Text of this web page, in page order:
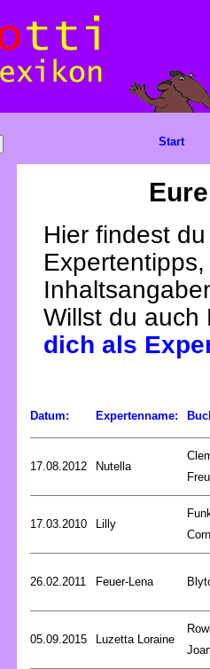
Hier findest
Willst du
dich als
Datum: Expertenname:
17.08.2012 Nutella
17.03.2010 Lilly
26.02.2011 Feuer-Lena
05.09.2015 Luzetta Loraine
Start